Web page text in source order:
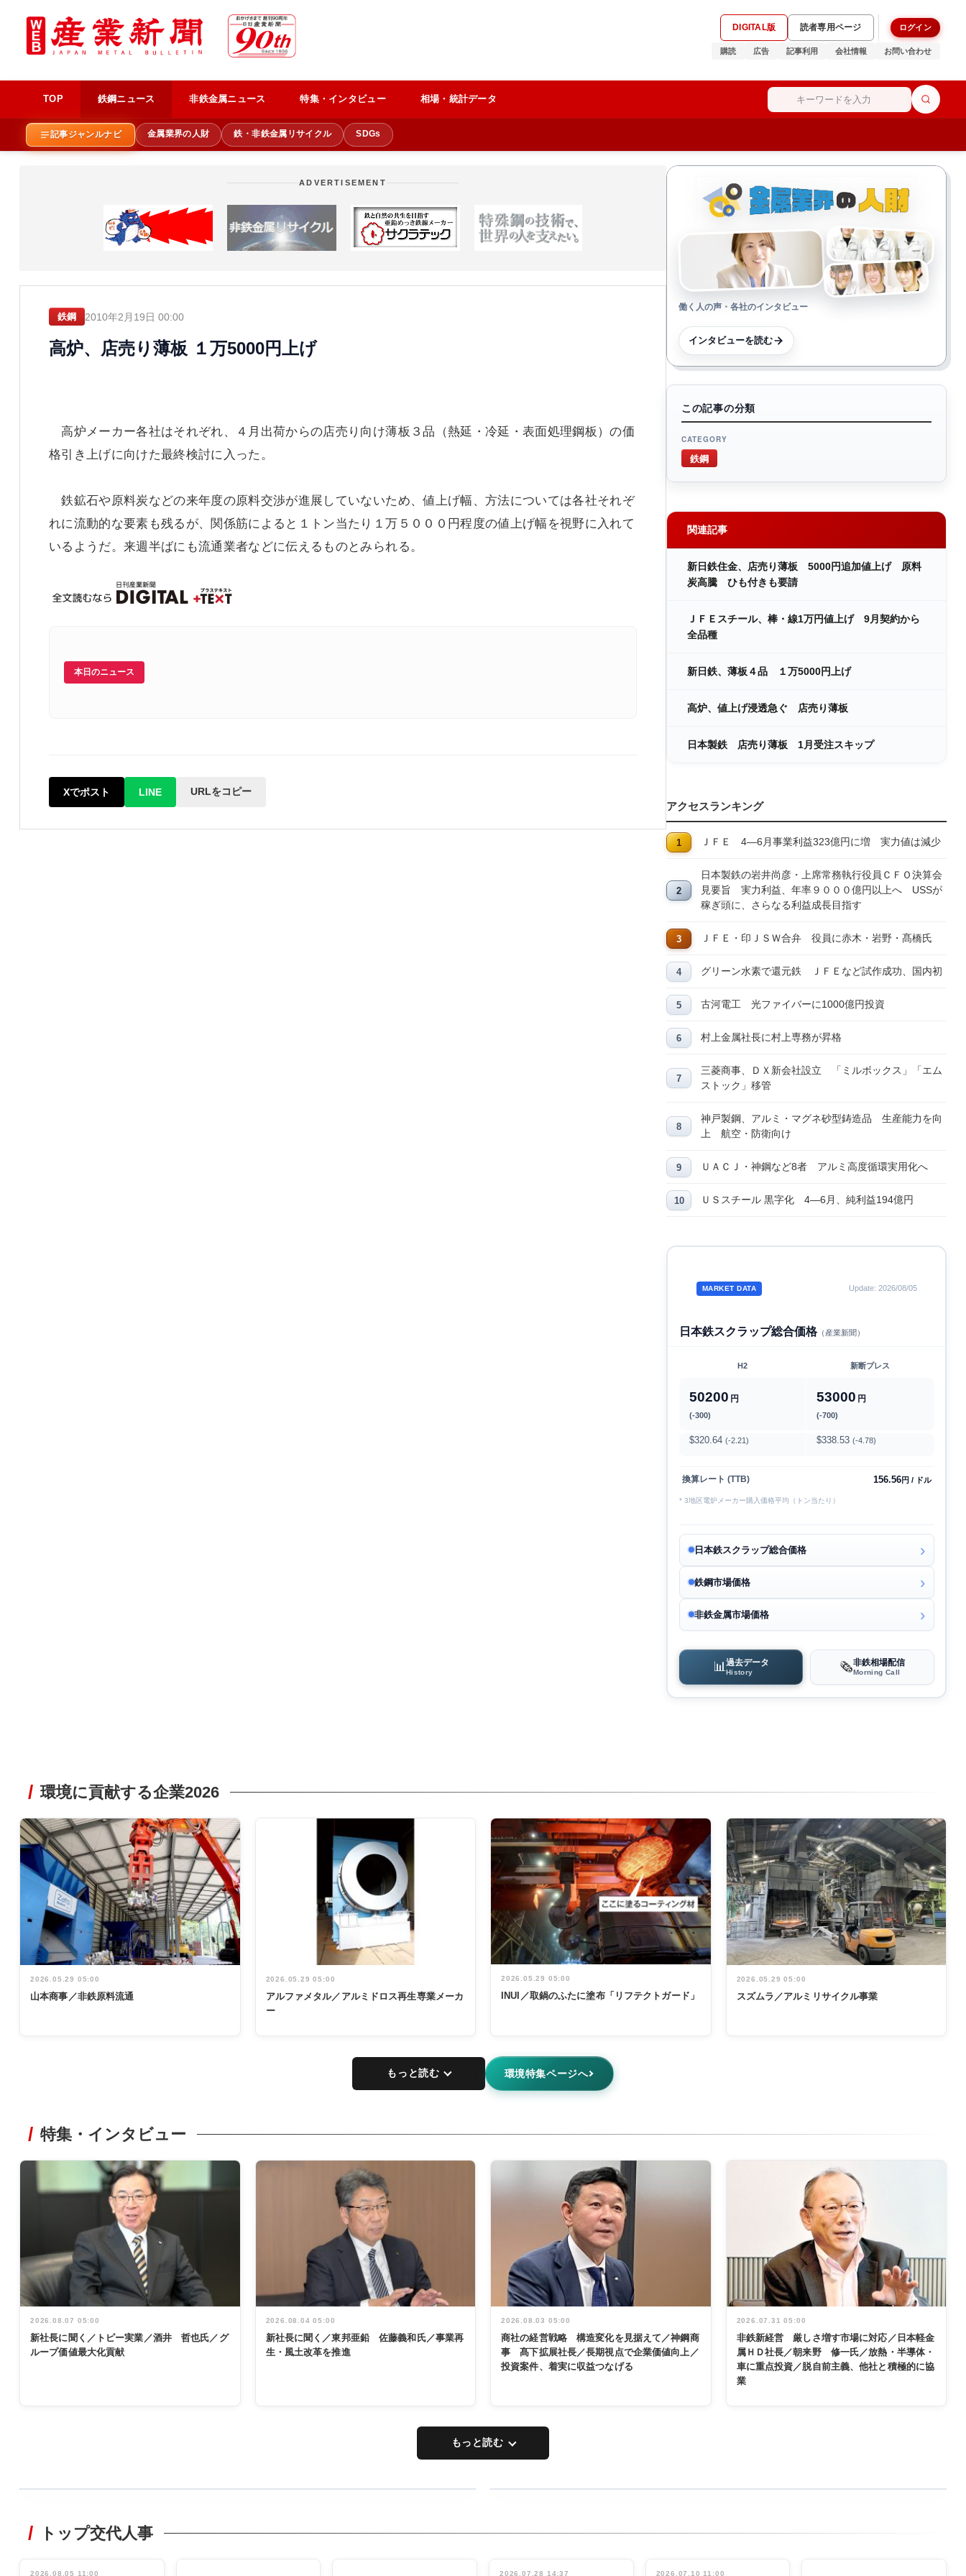
DIGITAL版 読者専用ページ ログイン
購読 広告 記事利用 会社情報 お問い合わせ
TOP 鉄鋼ニュース 非鉄金属ニュース 特集・インタビュー 相場・統計データ
記事ジャンルナビ 金属業界の人財 鉄・非鉄金属リサイクル SDGs
ADVERTISEMENT
鉄鋼 2010年2月19日 00:00
高炉、店売り薄板 １万5000円上げ
高炉メーカー各社はそれぞれ、４月出荷からの店売り向け薄板３品（熱延・冷延・表面処理鋼板）の価
格引き上げに向けた最終検討に入った。
鉄鉱石や原料炭などの来年度の原料交渉が進展していないため、値上げ幅、方法については各社それぞ
れに流動的な要素も残るが、関係筋によると１トン当たり１万５０００円程度の値上げ幅を視野に入れて
いるようだ。来週半ばにも流通業者などに伝えるものとみられる。
本日のニュース
Xでポスト LINE URLをコピー
働く人の声・各社のインタビュー
インタビューを読む
この記事の分類
CATEGORY
鉄鋼
関連記事
新日鉄住金、店売り薄板 5000円追加値上げ 原料
炭高騰 ひも付きも要請
ＪＦＥスチール、棒・線1万円値上げ 9月契約から
全品種
新日鉄、薄板４品 １万5000円上げ
高炉、値上げ浸透急ぐ 店売り薄板
日本製鉄 店売り薄板 1月受注スキップ
アクセスランキング
ＪＦＥ 4―6月事業利益323億円に増 実力値は減少
日本製鉄の岩井尚彦・上席常務執行役員ＣＦＯ決算会
見要旨 実力利益、年率９０００億円以上へ USSが
稼ぎ頭に、さらなる利益成長目指す
ＪＦＥ・印ＪＳＷ合弁 役員に赤木・岩野・髙橋氏
グリーン水素で還元鉄 ＪＦＥなど試作成功、国内初
古河電工 光ファイバーに1000億円投資
村上金属社長に村上専務が昇格
三菱商事、ＤＸ新会社設立 「ミルボックス」「エム
ストック」移管
神戸製鋼、アルミ・マグネ砂型鋳造品 生産能力を向
上 航空・防衛向け
ＵＡＣＪ・神鋼など8者 アルミ高度循環実用化へ
ＵＳスチール 黒字化 4―6月、純利益194億円
MARKET DATA Update: 2026/08/05
日本鉄スクラップ総合価格（産業新聞）
H2 新断プレス
50200 円
(-300)
53000 円
(-700)
$320.64 (-2.21) $338.53 (-4.78)
換算レート (TTB) 156.56円 / ドル
* 3地区電炉メーカー購入価格平均（トン当たり）
日本鉄スクラップ総合価格
鉄鋼市場価格
非鉄金属市場価格
📊 過去データ
History 🗞️非鉄相場配信
Morning Call
環境に貢献する企業2026
2026.05.29 05:00
山本商事／非鉄原料流通
2026.05.29 05:00
アルファメタル／アルミドロス再生専業メーカ
ー
2026.05.29 05:00
INUI／取鍋のふたに塗布「リフテクトガード」
2026.05.29 05:00
スズムラ／アルミリサイクル事業
もっと読む 環境特集ページへ
特集・インタビュー
2026.08.07 05:00
新社長に聞く／トピー実業／酒井 哲也氏／グ
ループ価値最大化貢献
2026.08.04 05:00
新社長に聞く／東邦亜鉛 佐藤義和氏／事業再
生・風土改革を推進
2026.08.03 05:00
商社の経営戦略 構造変化を見据えて／神鋼商
事 髙下拡展社長／長期視点で企業価値向上／
投資案件、着実に収益つなげる
2026.07.31 05:00
非鉄新経営 厳しさ増す市場に対応／日本軽金
属ＨＤ社長／朝来野 修一氏／放熱・半導体・
車に重点投資／脱自前主義、他社と積極的に協
業
もっと読む
非鉄業界で
管理職編
念祝う 業界
トップ交代人事
2026.08.05 11:00 2026.07.28 14:37 2026.07.10 11:00